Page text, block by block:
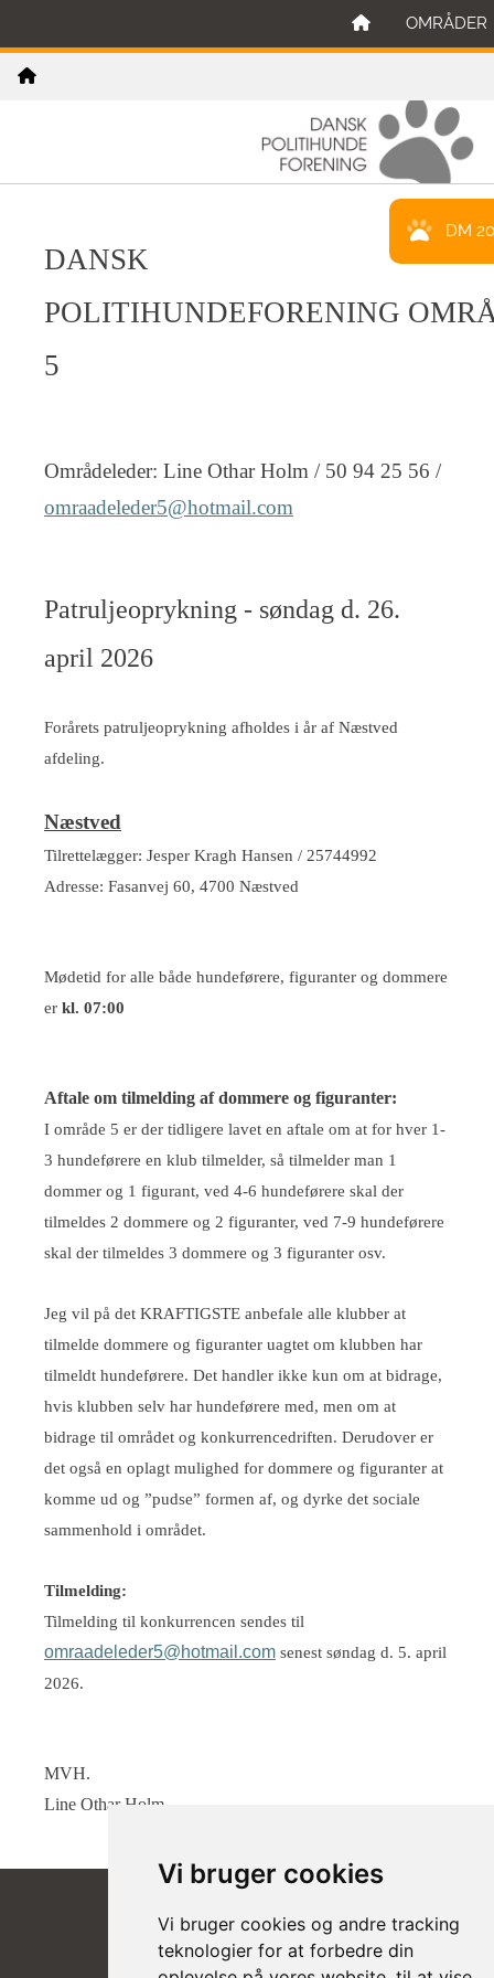
Vi bruger cookies
Vi bruger cookies og andre tracking
teknologier for at forbedre din
OMRÅDER
DANSK
POLITIHUNDEFORENING
5
Områdeleder: Line Othar Holm / 50 94 25 56 /
omraadeleder5@hotmail.com
Patruljeoprykning - søndag d. 26.
april 2026
Forårets patruljeoprykning afholdes i år af Næstved
afdeling.
Næstved
Tilrettelægger: Jesper Kragh Hansen / 25744992
Adresse: Fasanvej 60, 4700 Næstved
Mødetid for alle både hundeførere, figuranter og dommere
er kl. 07:00
Aftale om tilmelding af dommere og figuranter:
I område 5 er der tidligere lavet en aftale om at for hver 1-
3 hundeførere en klub tilmelder, så tilmelder man 1
dommer og 1 figurant, ved 4-6 hundeførere skal der
tilmeldes 2 dommere og 2 figuranter, ved 7-9 hundeførere
skal der tilmeldes 3 dommere og 3 figuranter osv.
Jeg vil på det KRAFTIGSTE anbefale alle klubber at
tilmelde dommere og figuranter uagtet om klubben har
tilmeldt hundeførere. Det handler ikke kun om at bidrage,
hvis klubben selv har hundeførere med, men om at
bidrage til området og konkurrencedriften. Derudover er
det også en oplagt mulighed for dommere og figuranter at
komme ud og ”pudse” formen af, og dyrke det sociale
sammenhold i området.
Tilmelding:
Tilmelding til konkurrencen sendes til
omraadeleder5@hotmail.com senest søndag d. 5. april
2026.
MVH.
Line Othar Holm
DM